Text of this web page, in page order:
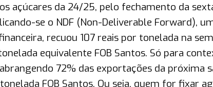
açúcares da 24/25, pelo fechamento da
se o NDF (Non-Deliverable Forward),
recuou 107 reais por tonelada na
equivalente FOB Santos. Só para
72% das exportações da próxima
FOB Santos. Ou seja, quem for fixar